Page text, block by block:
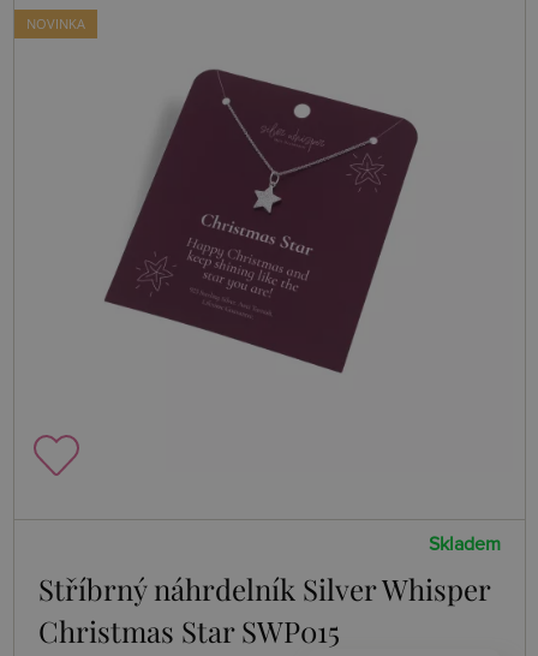
NOVINKA
Skladem
Stříbrný náhrdelník Silver Whisper
Christmas Star SWP015